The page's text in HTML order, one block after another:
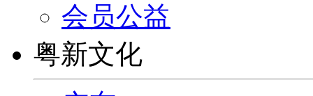
会员公益
粤新文化